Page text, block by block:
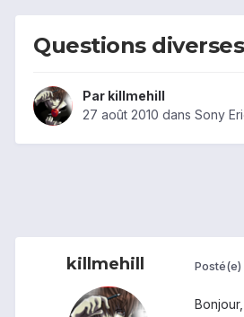
Questions
Par killmehill
27 août 2010 dans Sony
killmehill Posté(e)
Bonjour,